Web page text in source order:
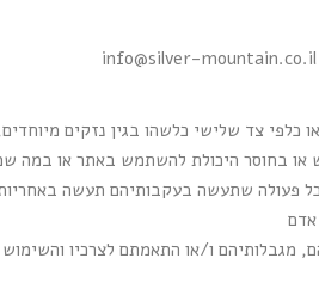
info@silver-mountain.co.il
צד שלישי כלשהו בגין נזקים
או בחוסר היכולת להשתמש באתר או במה
פעולה שתעשה בעקבותיהם תעשה
מגבלותיהם ו/או התאמתם לצרכיו